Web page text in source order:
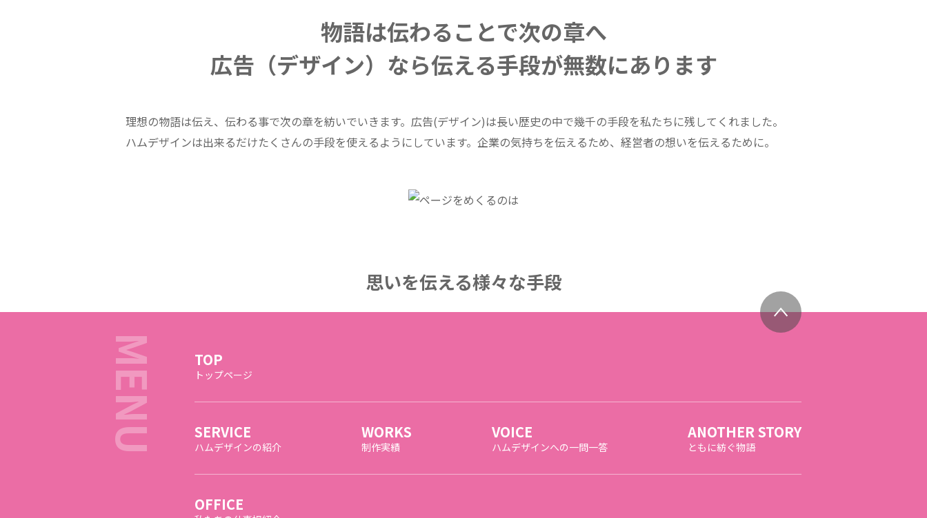
物語は伝わることで次の章へ
広告（デザイン）なら伝える手段が無数にあります
理想の物語は伝え、伝わる事で次の章を紡いでいきます。広告(デザイン)は長い歴史の中で幾千の手段を私たちに残してくれました。
ハムデザインは出来るだけたくさんの手段を使えるようにしています。企業の気持ちを伝えるため、経営者の想いを伝えるために。
思いを伝える様々な手段
TOP
トップページ
SERVICE
ハムデザインの紹介
WORKS
制作実績
VOICE
ハムデザインへの一問一答
ANOTHER STORY
ともに紡ぐ物語
OFFICE